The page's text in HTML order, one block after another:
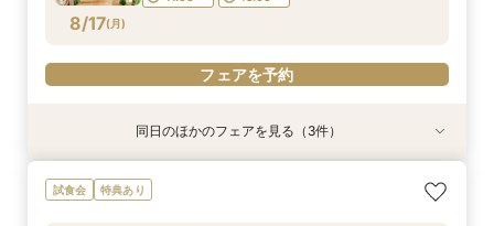
フェアを予約
8/17(月)
フェアを予約
フォトウェディングご相談会
【平日限定｜クイックフェア】初めての方へ◎見
学×安心相談会*
【オンライン60分】見学前に不安解消◎あんし
ん相談会
同日のほかのフェアを見る（3件）
試食会 特典あり